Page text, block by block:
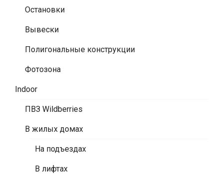
Остановки
Вывески
Полигональные конструкции
Фотозона
Indoor
ПВЗ Wildberries
В жилых домах
На подъездах
В лифтах